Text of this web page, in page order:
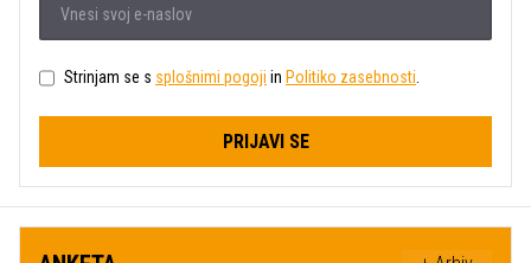
Strinjam se s splošnimi pogoji in Politiko zasebnosti
PRIJAVI SE